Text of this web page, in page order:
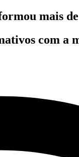
mais de
com